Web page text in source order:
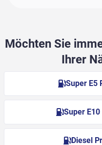
Möchten Sie
Ihrer
Super E5
Super
Diesel